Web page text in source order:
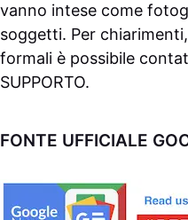
vanno intese come
soggetti. Per
formali è possibile
SUPPORTO.
FONTE UFFICIALE